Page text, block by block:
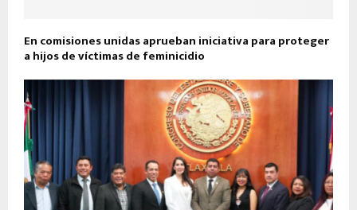
En comisiones unidas aprueban iniciativa para proteger
a hijos de víctimas de feminicidio